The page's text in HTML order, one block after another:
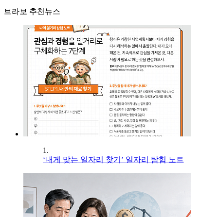
브라보 추천뉴스
1.
‘내게 맞는 일자리 찾기’ 일자리 탐험 노트